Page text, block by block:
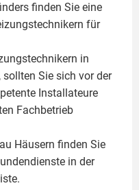
finden Sie eine
für
in
Sie sich vor der
Installateure
Fachbetrieb
Häusern finden Sie
in der